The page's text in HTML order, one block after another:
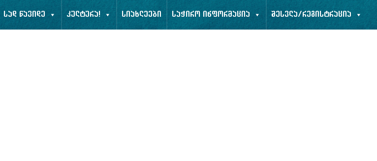
სად წავიდე კულტურა! სიახლეები საჭირო ინფორმაცია შესვლა/რეგისტრაცია